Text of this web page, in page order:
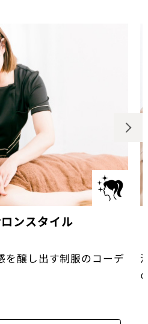
ンスタイル
を醸し出す制服のコーデ